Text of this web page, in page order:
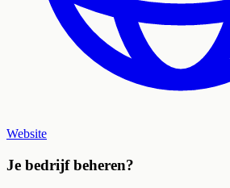
Website
Je bedrijf beheren?